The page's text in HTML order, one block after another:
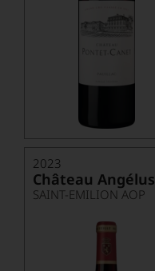
2023
Château Angélus
SAINT-EMILION AOP